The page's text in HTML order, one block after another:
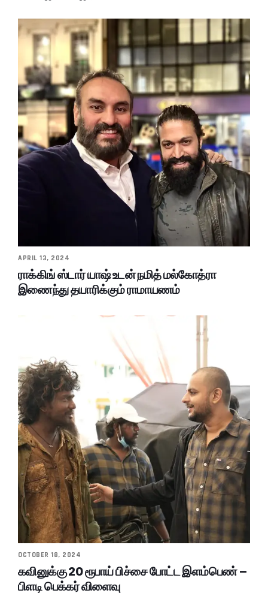
APRIL 13, 2024
ராக்கிங் ஸ்டார் யாஷ் உடன் நமித் மல்கோத்ரா
இணைந்து தயாரிக்கும் ராமாயணம்
OCTOBER 18, 2024
கவினுக்கு 20 ரூபாய் பிச்சை போட்ட இளம்பெண் –
பிளடி பெக்கர் விளைவு